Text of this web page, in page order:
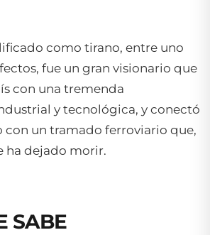
como tirano, entre uno
fue un gran visionario que
con una tremenda
y tecnológica, y conectó
con un tramado ferroviario que,
ha dejado morir.
SABE